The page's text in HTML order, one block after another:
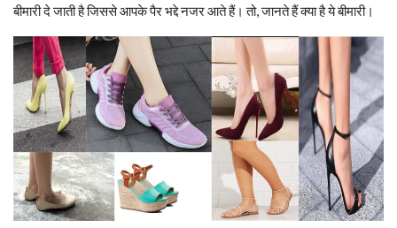
बीमारी दे जाती है जिससे आपके पैर भद्दे नजर आते हैं। तो, जानते हैं क्या है ये बीमारी।